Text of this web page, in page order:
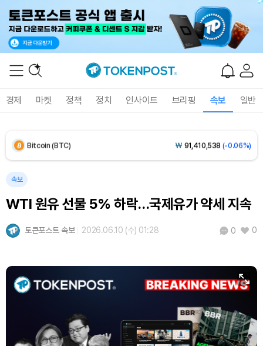
경제 마켓 정책 정치 인사이트 브리핑 속보 일반
Solana (SOL) ₩107,511(+1.33%)
Bitcoin (BTC) ₩ 91,410,538 (-0.06%)
속보
WTI 원유 선물 5% 하락…국제유가 약세 지속
토큰포스트 속보 2026.06.10 (수) 01:28 0 0